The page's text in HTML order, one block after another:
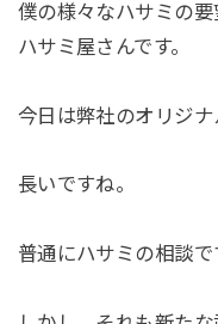
僕の様々なハサミの
ハサミ屋さんです。
今日は弊社のオリジナ
長いですね。
普通にハサミの相談で